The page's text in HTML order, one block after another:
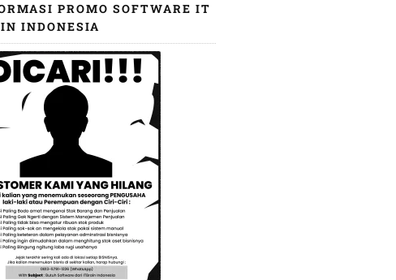
PROMO SOFTWARE IT
INDONESIA